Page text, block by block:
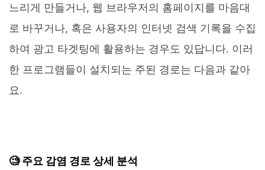
느리게 만들거나, 웹 브라우저의 홈페이지를 마음대
로 바꾸거나, 혹은 사용자의 인터넷 검색 기록을 수집
하여 광고 타겟팅에 활용하는 경우도 있답니다. 이러
한 프로그램들이 설치되는 주된 경로는 다음과 같아
요.
🧐 주요 감염 경로 상세 분석